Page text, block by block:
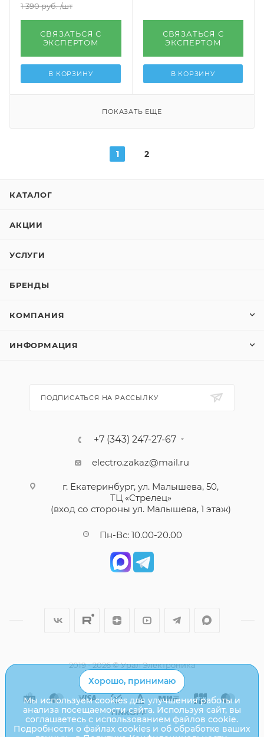
1 390руб. /шт
СВЯЗАТЬСЯ С
ЭКСПЕРТОМ
В КОРЗИНУ
СВЯЗАТЬСЯ С
ЭКСПЕРТОМ
В КОРЗИНУ
ПОКАЗАТЬ ЕЩЕ
1 2
КАТАЛОГ
АКЦИИ
УСЛУГИ
БРЕНДЫ
КОМПАНИЯ
ИНФОРМАЦИЯ
ПОДПИСАТЬСЯ НА РАССЫЛКУ
+7 (343) 247-27-67
electro.zakaz@mail.ru
г. Екатеринбург, ул. Малышева, 50,
ТЦ «Стрелец»
(вход со стороны ул. Малышева, 1 этаж)
Пн-Вс: 10.00-20.00
2019 - 2026 © Урал Электроника
Мы используем cookies для улучшения работы и
анализа посещаемости сайта. Используя сайт, вы
соглашаетесь с использованием файлов cookie.
Подробности о файлах cookies и об обработке ваших
Хорошо, принимаю